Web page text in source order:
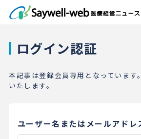
ログイン認証
本記事は登録会員専用となっています
いたします。
ユーザー名またはメールアドレ